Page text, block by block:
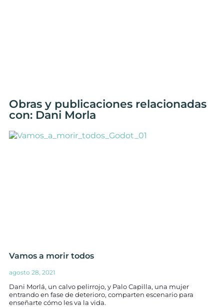
Obras y publicaciones relacionadas
con: Dani Morla
Vamos a morir todos
agosto 28, 2021
Dani Morlá, un calvo pelirrojo, y Palo Capilla, una mujer
entrando en fase de deterioro, comparten escenario para
enseñarte cómo les va la vida.